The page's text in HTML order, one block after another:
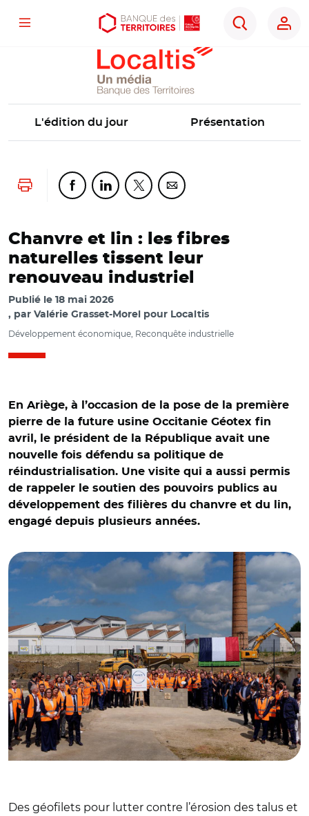
Aller
Aller
Ouvrir
d'accessibilité
Menu
Rechercher
Localtis
L'édition du jour Présentation
Lancer l'impressionPartager cette page sur Facebook
Partager cette page sur Linkedin
Partager cette page sur Twitter
Partager cette page sur
Chanvre et lin : les fibres
naturelles tissent leur
renouveau industriel
Publié le 18 mai 2026
par Valérie Grasset-Morel pour Localtis
Développement économique, Reconquête industrielle
En Ariège, à l’occasion de la pose de la première
pierre de la future usine Occitanie Géotex fin
avril, le président de la République avait une
nouvelle fois défendu sa politique de
réindustrialisation. Une visite qui a aussi permis
de rappeler le soutien des pouvoirs publics au
développement des filières du chanvre et du lin,
engagé depuis plusieurs années.
© @EmmanuelMacron/ Pose de la première pierre du
futur site de l'usine Géotex en Ariège, le 27 avril 2026, en
Des géofilets pour lutter contre l’érosion des talus et